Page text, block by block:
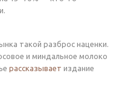
такой разброс наценки.
и миндальное молоко
рассказывает издание